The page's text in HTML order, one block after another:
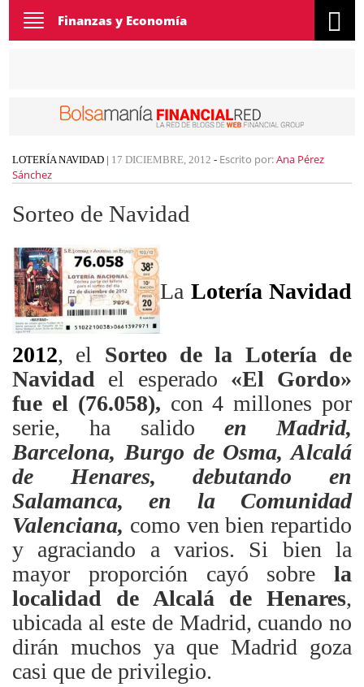
Toggle
navigation
Finanzas y Economía
LOTERÍA NAVIDAD | 17 DICIEMBRE, 2012 - Escrito por:Ana Pérez
Sánchez
Sorteo de Navidad
La Lotería Navidad
2012, el Sorteo de la Lotería de
Navidad el esperado «El Gordo»
fue el (76.058), con 4 millones por
serie, ha salido en Madrid,
Barcelona, Burgo de Osma, Alcalá
de Henares, debutando en
Salamanca, en la Comunidad
Valenciana, como ven bien repartido
y agraciando a varios. Si bien la
mayor proporción cayó sobre la
localidad de Alcalá de Henares,
ubicada al este de Madrid, cuando no
dirán muchos ya que Madrid goza
casi que de privilegio.